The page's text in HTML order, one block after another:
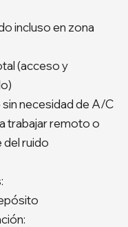
incluso en zona
(acceso y
necesidad de A/C
trabajar remoto o
ruido